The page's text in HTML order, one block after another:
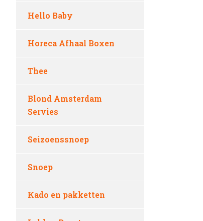
Hello Baby
Horeca Afhaal Boxen
Thee
Blond Amsterdam
Servies
Seizoenssnoep
Snoep
Kado en pakketten